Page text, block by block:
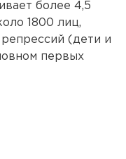
более 4,5
1800 лиц,
(дети и
первых